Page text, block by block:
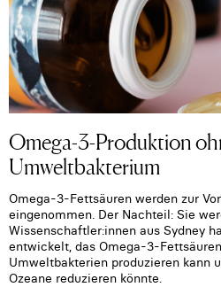
Omega-3-Produktion
Umweltbakterium
Omega-3-Fettsäuren werden zur
eingenommen. Der Nachteil: Sie
Wissenschaftler:innen aus Sydney
entwickelt, das Omega-3-
Umweltbakterien produzieren kann
Ozeane reduzieren könnte.